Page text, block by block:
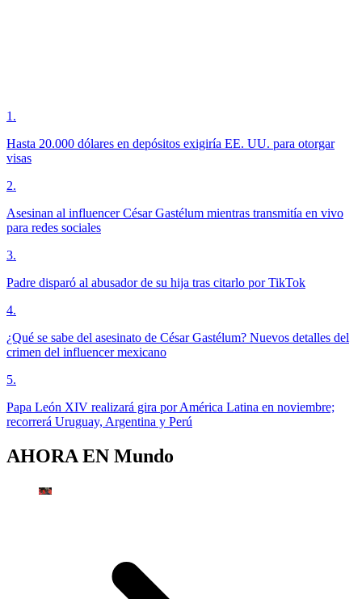
1 .
Hasta 20.000 dólares en depósitos exigiría EE. UU. para otorgar
visas
2.
Asesinan al influencer César Gastélum mientras transmitía en vivo
para redes sociales
3.
Padre disparó al abusador de su hija tras citarlo por TikTok
4.
¿Qué se sabe del asesinato de César Gastélum? Nuevos detalles del
crimen del influencer mexicano
5.
Papa León XIV realizará gira por América Latina en noviembre;
recorrerá Uruguay, Argentina y Perú
AHORA EN Mundo